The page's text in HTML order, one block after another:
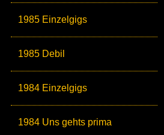
1985 Einzelgigs
1985 Debil
1984 Einzelgigs
1984 Uns gehts prima